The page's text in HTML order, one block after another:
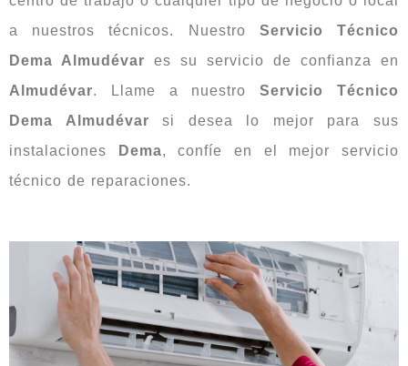
a nuestros técnicos. Nuestro Servicio Técnico
Dema Almudévar es su servicio de confianza en
Almudévar. Llame a nuestroServicio
Técnico
Dema Almudévar si desea lo mejor para sus
instalaciones
Dema, confíe en el mejor servicio
técnico de reparaciones.